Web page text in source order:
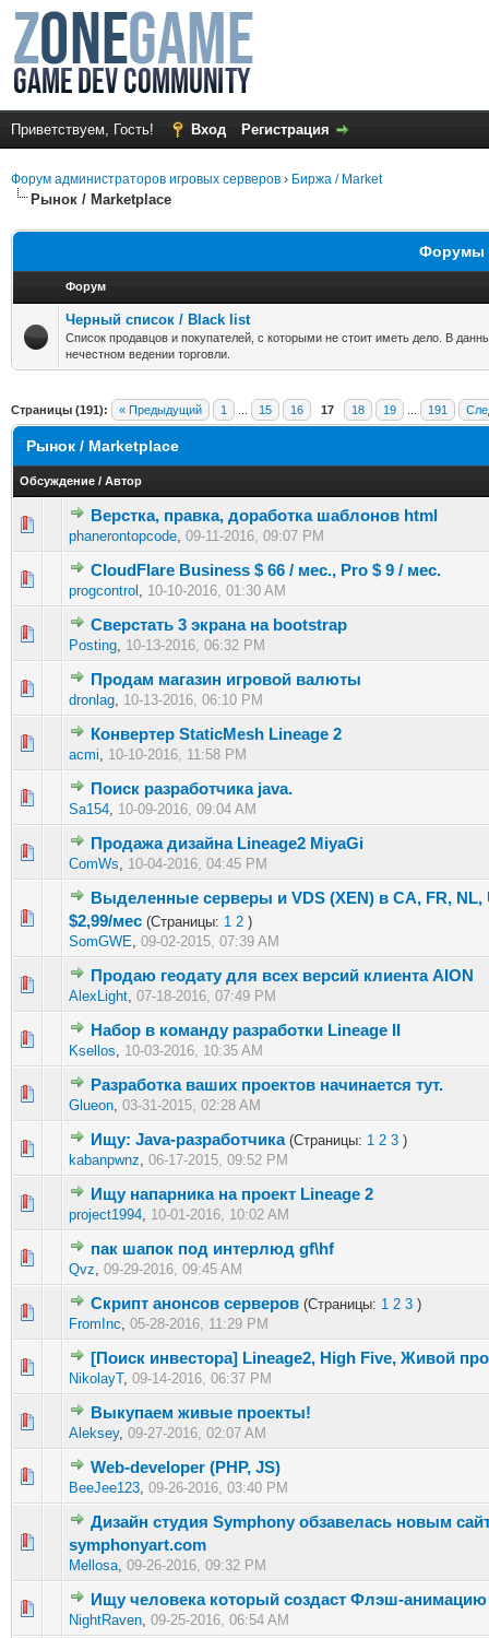
Приветствуем, Гость! Вход Регистрация
Форум администраторов игровых серверов › Биржа / Market
Рынок / Marketplace
Форумы
Форум
Черный список / Black list
Список продавцов и покупателей, с которыми не стоит иметь дело. В
нечестном ведении торговли.
Страницы (191): « Предыдущий 1 15 16 17 18 19 191
Рынок / Marketplace
Обсуждение / Автор
Верстка, правка, доработка шаблонов html
phanerontopcode, 09-11-2016, 09:07 PM
0 голос(ов) - 0 из 5 в среднем
12 345
CloudFlare Business $ 66 / мес., Pro $ 9 / мес.
progcontrol , 10-10-2016, 01:30 AM
0 голос(ов) - 0 из 5 в среднем
12345
Сверстать 3 экрана на bootstrap
Posting, 10-13-2016, 06:32 PM
0 голос(ов) - 0 из 5 в среднем
12345
Продам магазин игровой валюты
dronlag, 10-13-2016, 06:10 PM
0 голос(ов) - 0 из 5 в среднем
12 34 5
Конвертер StaticMesh Lineage 2
acmi, 10-10-2016, 11:58 PM
0 голос(ов) - 0 из 5 в среднем
12345
Поиск разработчика java.
Sa154, 10-09-2016, 09:04 AM
0 голос(ов) - 0 из 5 в среднем
1 2345
Продажа дизайна Lineage2 MiyaGi
ComWs, 10-04-2016, 04:45 PM
0 голос(ов) - 0 из 5 в среднем
123 45
Выделенные серверы и VDS (XEN) в CA, FR, NL,
$2,99/мес (Страницы: 1 2 )
SomGWE, 09-02-2015, 07:39 AM
0 голос(ов) - 0 из 5 в среднем
123 4 5
Продаю геодату для всех версий клиента AION
AlexLight, 07-18-2016, 07:49 PM
0 голос(ов) - 0 из 5 в среднем
12 345
Набор в команду разработки Lineage II
Ksellos, 10-03-2016, 10:35 AM
0 голос(ов) - 0 из 5 в среднем
12345
Разработка ваших проектов начинается тут.
Glueon, 03-31-2015, 02:28 AM
0 голос(ов) - 0 из 5 в среднем
12345
Ищу: Java-разработчика (Страницы: 1 2 3 )
kabanpwnz, 06-17-2015, 09:52 PM
0 голос(ов) - 0 из 5 в среднем
12345
Ищу напарника на проект Lineage 2
project1994, 10-01-2016, 10:02 AM
0 голос(ов) - 0 из 5 в среднем
1 2345
пак шапок под интерлюд gf\hf
Qvz, 09-29-2016, 09:45 AM
1 голос(ов) - 5 из 5 в среднем
123 45
Cкрипт анонсов серверов (Страницы: 1 2 3 )
FromInc, 05-28-2016, 11:29 PM
0 голос(ов) - 0 из 5 в среднем
12345
[Поиск инвестора] Lineage2, High Five, Живой
NikolayT, 09-14-2016, 06:37 PM
0 голос(ов) - 0 из 5 в среднем
1234 5
Выкупаем живые проекты!
Aleksey, 09-27-2016, 02:07 AM
0 голос(ов) - 0 из 5 в среднем
123 45
Web-developer (PHP, JS)
BeeJee123, 09-26-2016, 03:40 PM
0 голос(ов) - 0 из 5 в среднем
12 34 5
Дизайн студия Symphony обзавелась новым
symphonyart.com
Mellosa, 09-26-2016, 09:32 PM
0 голос(ов) - 0 из 5 в среднем
Ищу человека который создаст Флэш-анимацию
NightRaven, 09-25-2016, 06:54 AM
0 голос(ов) - 0 из 5 в среднем
12345